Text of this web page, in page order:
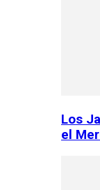
Los
el